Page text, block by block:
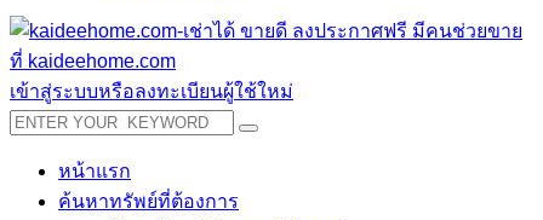
เข้าสู่ระบบหรือลงทะเบียนผู้ใช้ใหม่
หน้าแรก
ค้นหาทรัพย์ที่ต้องการ